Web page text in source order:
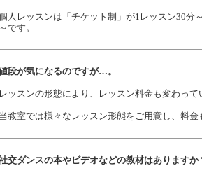
人レッスンは「チケット制」が1レッスン30分
です。
段が気になるのですが…。
ッスンの形態により、レッスン料金も変わって
教室では様々なレッスン形態をご用意し、料金
交ダンスの本やビデオなどの教材はありますか